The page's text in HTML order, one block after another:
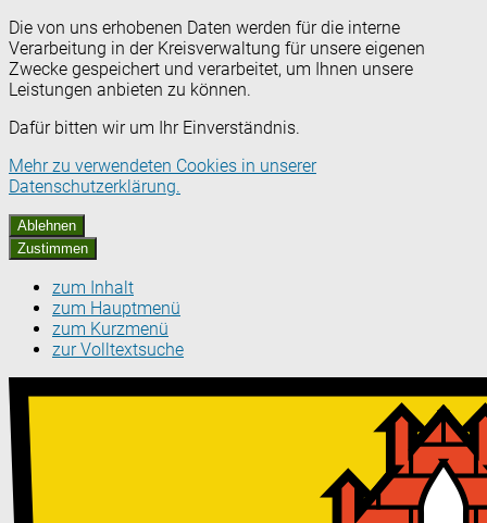
Die von uns erhobenen Daten werden für die interne
Verarbeitung in der Kreisverwaltung für unsere eigenen
Zwecke gespeichert und verarbeitet, um Ihnen unsere
Leistungen anbieten zu können.
Dafür bitten wir um Ihr Einverständnis.
Mehr zu verwendeten Cookies in unserer
Datenschutzerklärung.
Ablehnen
Zustimmen
zum Inhalt
zum Hauptmenü
zum Kurzmenü
zur Volltextsuche